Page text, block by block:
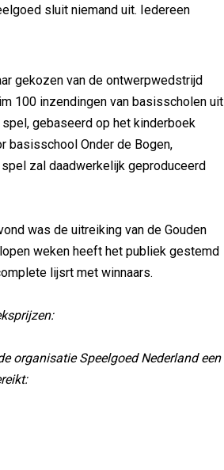
sluit niemand uit. Iedereen
gekozen van de ontwerpwedstrijd
100 inzendingen van basisscholen uit
gebaseerd op het kinderboek
basisschool Onder de Bogen,
zal daadwerkelijk geproduceerd
was de uitreiking van de Gouden
weken heeft het publiek gestemd
lijsrt met winnaars.
organisatie Speelgoed Nederland een